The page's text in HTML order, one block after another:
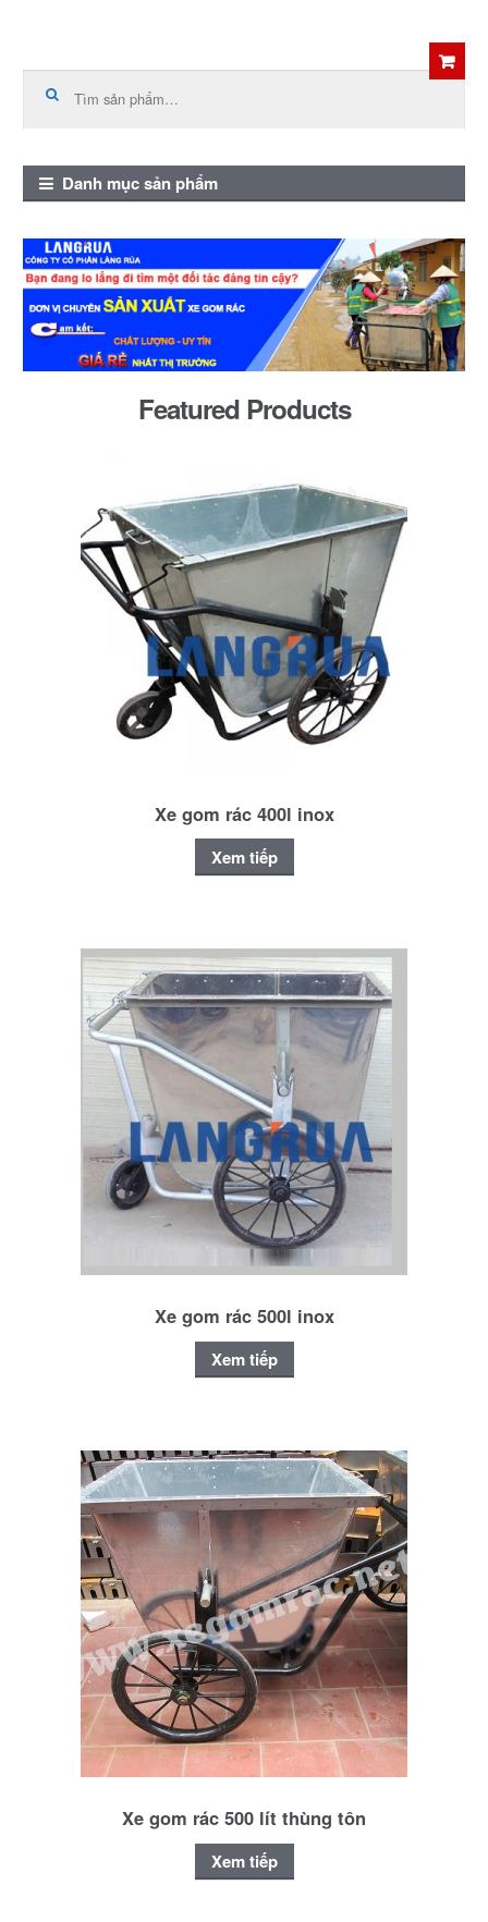
navigation
content
kiếm:
Danh mục sản phẩm
Featured Products
Xe gom rác 400l inox
Xem tiếp
Xe gom rác 500l inox
Xem tiếp
Xe gom rác 500 lít thùng tôn
Xem tiếp